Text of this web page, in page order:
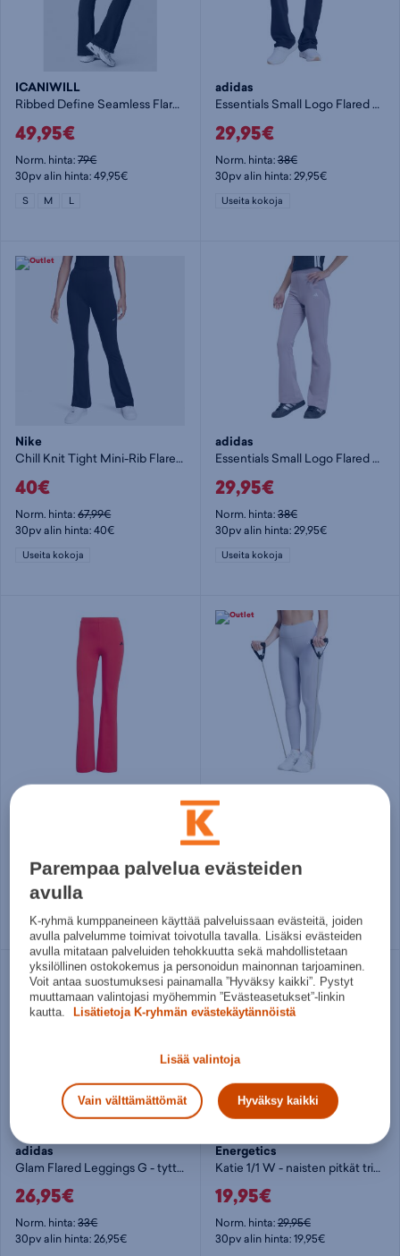
ICANIWILL
Ribbed Define Seamless Flared Tights - naisten pitkät trikoot
49,95€
Norm. hinta:79€
30pv alin hinta: 49,95€
S M L
adidas
Essentials Small Logo Flared Leggings W - naisten pitkät trikoot
29,95€
Norm. hinta:38€
30pv alin hinta: 29,95€
Useita kokoja
Nike
Chill Knit Tight Mini-Rib Flared Leggings W - naisten pitkät trikoot
40€
Norm. hinta:67,99€
30pv alin hinta: 40€
Useita kokoja
adidas
Essentials Small Logo Flared Leggings W - naisten pitkät trikoot
29,95€
Norm. hinta:38€
30pv alin hinta: 29,95€
Useita kokoja
adidas
Norm. hinta:38€
30pv alin hinta: 29,95€
adidas
15€
Norm. hinta: 50€
adidas
Glam Flared Leggings G - tyttöjen pitkät trikoot
26,95€
Norm. hinta:33€
30pv alin hinta: 26,95€
Energetics
Katie 1/1 W - naisten pitkät trikoot
19,95€
Norm. hinta:29,95€
30pv alin hinta: 19,95€
Parempaa palvelua evästeiden
avulla
K-ryhmä kumppaneineen käyttää palveluissaan evästeitä, joiden
avulla palvelumme toimivat toivotulla tavalla. Lisäksi evästeiden
avulla mitataan palveluiden tehokkuutta sekä mahdollistetaan
yksilöllinen ostokokemus ja personoidun mainonnan tarjoaminen.
Voit antaa suostumuksesi painamalla ”Hyväksy kaikki”. Pystyt
muuttamaan valintojasi myöhemmin ”Evästeasetukset”-linkin
kautta.
Lisätietoja K-ryhmän evästekäytännöistä
Lisää valintoja
Vain välttämättömät Hyväksy kaikki